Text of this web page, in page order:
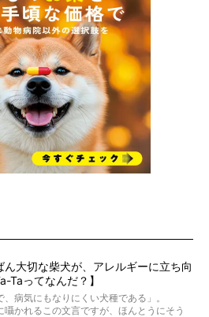
ん大切な柴犬が、アレルギーに立ち向
Taってなんだ？】
、病気にもなりにくい犬種である」。
囁かれるこの文言ですが、ほんとうにそう